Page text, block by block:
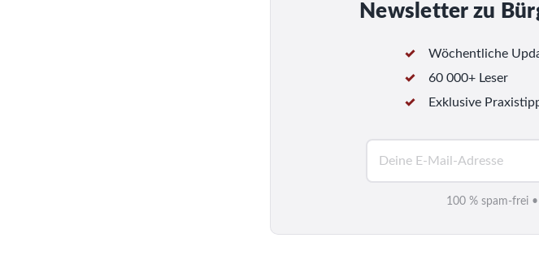
Newsletter zu
Wöchentliche
60 000+ Leser
Exklusive
i
100 % spam-frei